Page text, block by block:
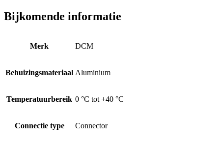
Bijkomende informatie
Merk DCM
Behuizingsmateriaal Aluminium
Temperatuurbereik 0 °C tot +40 °C
Connectie type Connector